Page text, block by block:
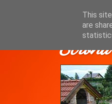
This
are